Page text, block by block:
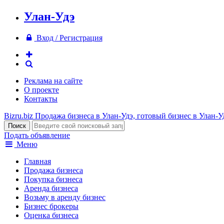
Улан-Удэ
Вход / Регистрация
Реклама на сайте
О проекте
Контакты
Bizru.biz Продажа бизнеса в Улан-Удэ, готовый бизнес в Улан-
Подать объявление
Меню
Главная
Продажа бизнеса
Покупка бизнеса
Аренда бизнеса
Возьму в аренду бизнес
Бизнес брокеры
Оценка бизнеса